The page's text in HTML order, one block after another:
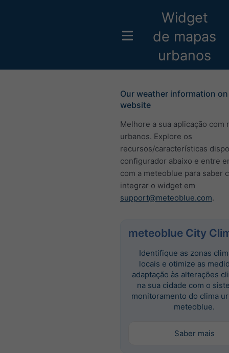
Widget
de mapas
urbanos
Our weather information
website
Melhore a sua aplicação com
urbanos. Explore os
recursos/características
configurador abaixo e entre
com a meteoblue para saber
integrar o widget em
support@meteoblue.com.
meteoblue City
Identifique as zonas
locais e otimize as
adaptação às alterações
na sua cidade com o
monitoramento do clima
meteoblue.
Saber mais